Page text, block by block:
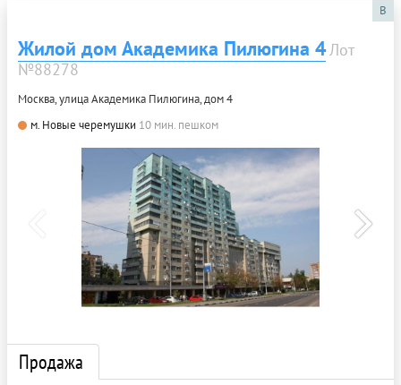
B
Жилой дом Академика Пилюгина 4Лот
№88278
Москва, улица Академика Пилюгина, дом 4
м. Новые черемушки 10 мин. пешком
Продажа